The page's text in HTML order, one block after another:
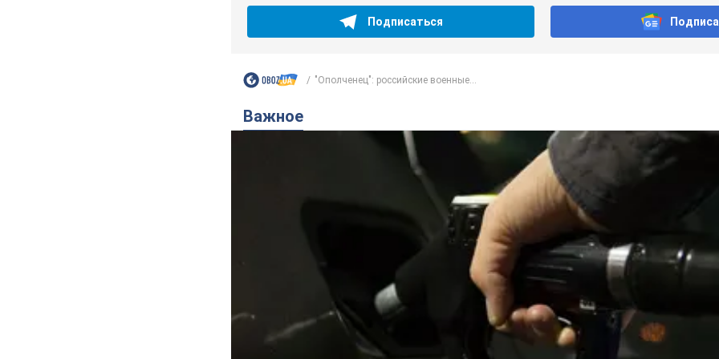
Подписаться
"Ополченец": российские военные...
Важное